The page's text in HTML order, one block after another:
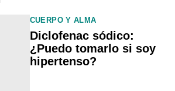
CUERPO Y ALMA
Diclofenac sódico:
¿Puedo tomarlo si soy
hipertenso?